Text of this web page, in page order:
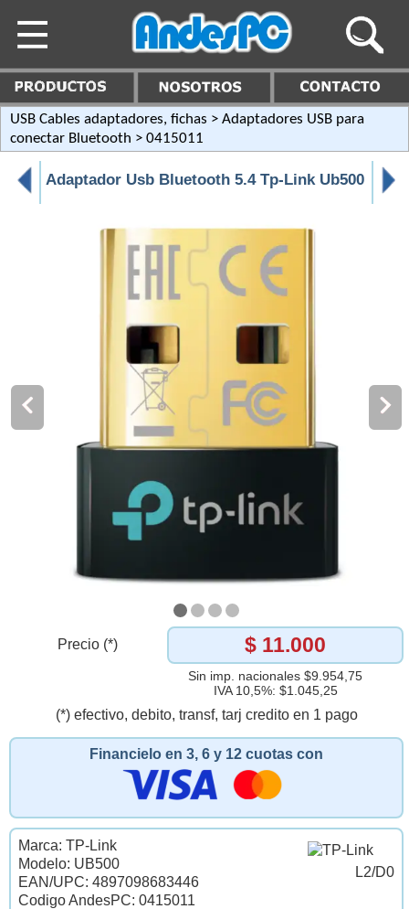
USB Cables adaptadores, fichas > Adaptadores USB para
conectar Bluetooth > 0415011
Adaptador Usb Bluetooth 5.4 Tp-Link Ub500
Precio (*) $ 11.000
Sin imp. nacionales $9.954,75
IVA 10,5%: $1.045,25
(*) efectivo, debito, transf, tarj credito en 1 pago
Financielo en 3, 6 y 12 cuotas con
L2/D0
Marca: TP-Link
Modelo: UB500
EAN/UPC: 4897098683446
Codigo AndesPC: 0415011